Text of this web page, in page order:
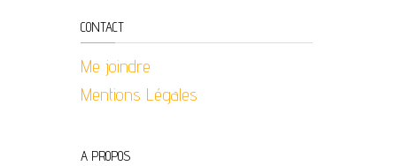
CONTACT
Me joindre
Mentions Légales
A PROPOS